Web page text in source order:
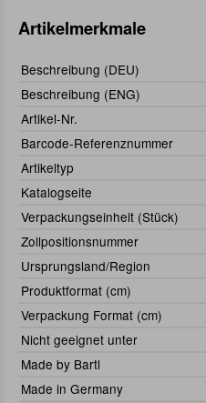
Artikelmerkmale
Beschreibung (DEU)
Beschreibung (ENG)
Artikel-Nr.
Barcode-Referenznummer
Artikeltyp
Katalogseite
Verpackungseinheit (Stück)
Zollpositionsnummer
Ursprungsland/Region
Produktformat (cm)
Verpackung Format (cm)
Nicht geeignet unter
Made by Bartl
Made in Germany